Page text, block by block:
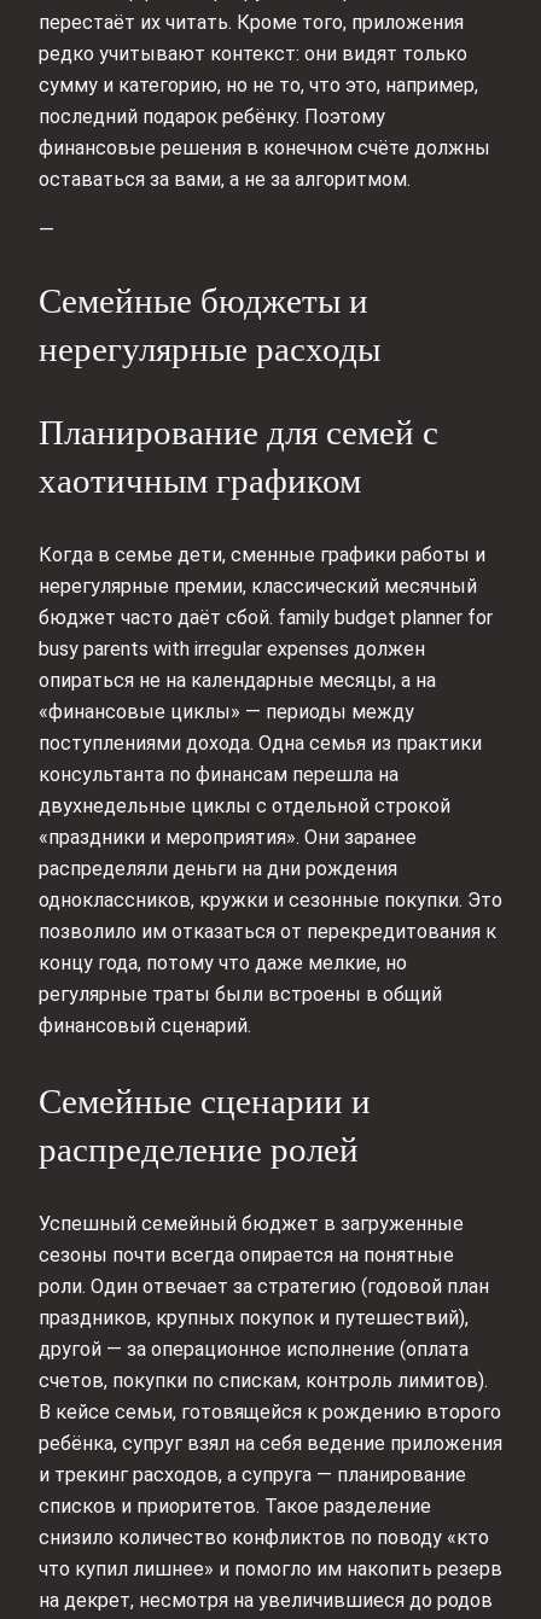
перестаёт их читать. Кроме того, приложения
редко учитывают контекст: они видят только
сумму и категорию, но не то, что это, например,
последний подарок ребёнку. Поэтому
финансовые решения в конечном счёте должны
оставаться за вами, а не за алгоритмом.
—
Семейные бюджеты и
нерегулярные расходы
Планирование для семей с
хаотичным графиком
Когда в семье дети, сменные графики работы и
нерегулярные премии, классический месячный
бюджет часто даёт сбой. family budget planner for
busy parents with irregular expenses должен
опираться не на календарные месяцы, а на
«финансовые циклы» — периоды между
поступлениями дохода. Одна семья из практики
консультанта по финансам перешла на
двухнедельные циклы с отдельной строкой
«праздники и мероприятия». Они заранее
распределяли деньги на дни рождения
одноклассников, кружки и сезонные покупки. Это
позволило им отказаться от перекредитования к
концу года, потому что даже мелкие, но
регулярные траты были встроены в общий
финансовый сценарий.
Семейные сценарии и
распределение ролей
Успешный семейный бюджет в загруженные
сезоны почти всегда опирается на понятные
роли. Один отвечает за стратегию (годовой план
праздников, крупных покупок и путешествий),
другой — за операционное исполнение (оплата
счетов, покупки по спискам, контроль лимитов).
В кейсе семьи, готовящейся к рождению второго
ребёнка, супруг взял на себя ведение приложения
и трекинг расходов, а супруга — планирование
списков и приоритетов. Такое разделение
снизило количество конфликтов по поводу «кто
что купил лишнее» и помогло им накопить резерв
на декрет, несмотря на увеличившиеся до родов